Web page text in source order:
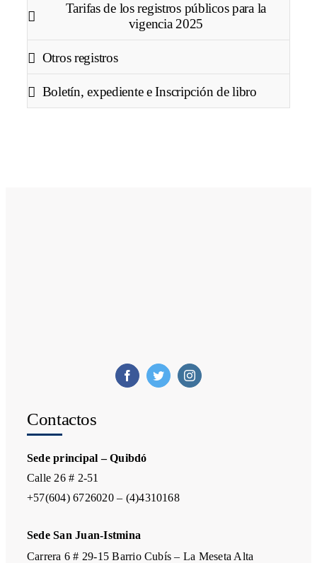
Tarifas de los registros públicos para la
vigencia 2025
Otros registros
Boletín, expediente e Inscripción de libro
Contactos
Sede principal – Quibdó
Calle 26 # 2-51
+57(604) 6726020 – (4)4310168
Sede San Juan-Istmina
Carrera 6 # 29-15 Barrio Cubís – La Meseta Alta